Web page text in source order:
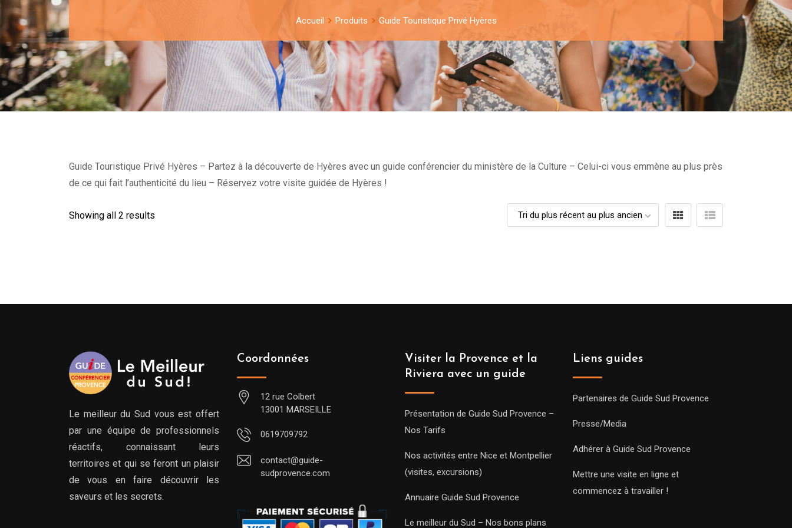
Accueil Produits Guide Touristique Privé Hyères
Guide Touristique Privé Hyères – Partez à la découverte de Hyères avec un guide conférencier du ministère de la Culture – Celui-ci vous emmène au plus près
de ce qui fait l’authenticité du lieu – Réservez votre visite guidée de Hyères !
Showing all 2 results
Le meilleur du Sud vous est offert
par une équipe de professionnels
réactifs, connaissant leurs
territoires et qui se feront un plaisir
de vous en faire découvrir les
saveurs et les secrets.
Coordonnées
12 rue Colbert
13001 MARSEILLE
0619709792
contact@guide-
sudprovence.com
Visiter la Provence et la
Riviera avec un guide
Présentation de Guide Sud Provence –
Nos Tarifs
Nos activités entre Nice et Montpellier
(visites, excursions)
Annuaire Guide Sud Provence
Le meilleur du Sud – Nos bons plans
Liens guides
Partenaires de Guide Sud Provence
Presse/Media
Adhérer à Guide Sud Provence
Mettre une visite en ligne et
commencez à travailler !